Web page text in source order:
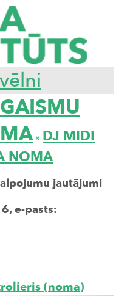
» DJ MIDI
NOMA
jautājumi
e-pasts:
(noma)